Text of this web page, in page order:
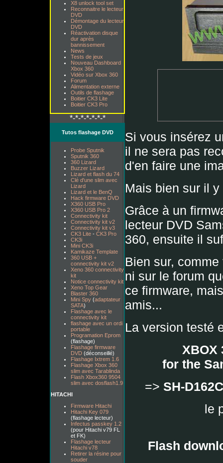
X8 unlock tool set
Reconnaitre le lecteur
DVD
Démontage du lecteur
DVD
Réactivation disque
dur après
bannissement
News
Tests de jeux
Nouveau Dashboard
Xbox 360
Vidéo sur Xbox 360
Forum
Alimentation externe
Outils de flashage
Boitier CK3 Lite
Boitier CK3 Pro
*-*-*-*-*-*-*
Tutos flashage DVD
Probe Sputnik
Sputnik 360
360 Lizard
Buzzer Lizard
Lizard et flash du 74
Clé d'une slim avec
Lizard
Lizard et le BenQ
Hack firmware DVD
X360 USB Pro
X360 USB Pro 2
Connectivity kit
Connectivity kit v2
Connectivity kit v3
CK3 Lite - CK3 Pro
CK3i
Mini CK3i
Kamikaze Template
360 USB +
connectivity kit v2
Xeno 360 connectivity
kit
Notice connectivity kit
Xeno Top Gear
Blaster 360
Mini Spy (adaptateur
SATA)
Flashage avec le
connectivity kit
flashage avec un ordi
portable
Programation Eprom
(flashage)
Flashage firmware
DVD (déconseillé)
Flashage Ixtrem 1.6
Flashage Xbox 360
slim avec Tarablinda
Flash Xbox360 9504
slim avec dosflash1.9
HITACHI
Firmware Hitachi
Hitachi Key 079
(flashage lecteur)
Infectus passkey 1.2
(pour Hitachi v79 FL
et FK)
Flashage lecteur
Hitachi v78
Retirer la résine pour
souder
Si vous insérez
il ne sera pas
d'en faire une
Mais bien sur il
Grâce à un
lecteur DVD
360, ensuite il
Bien sur,
ni sur le forum
ce firmware,
amis...
La version testé
XBOX
for the
=> SH-
le
Flash